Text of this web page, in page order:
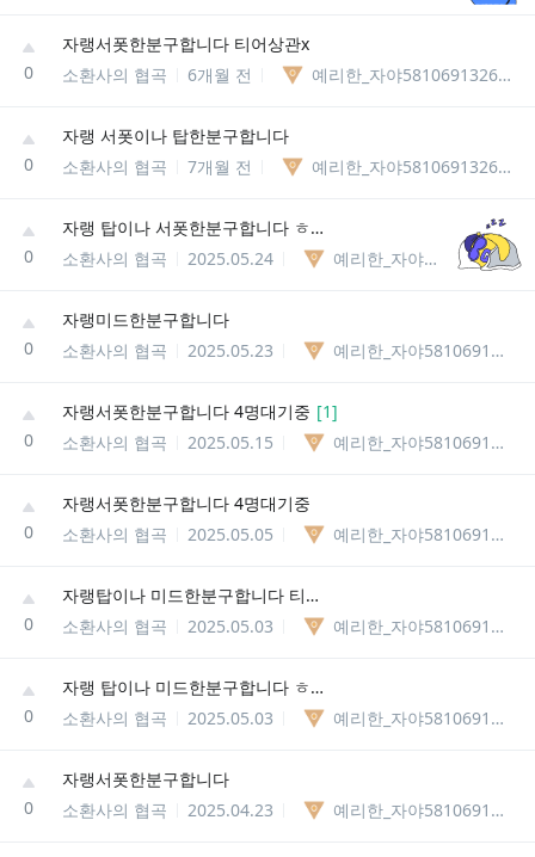
0
자랭서폿한분구합니다 티어상관x
소환사의 협곡
6개월 전 예리한_자야58106913269545
0
자랭 서폿이나 탑한분구합니다
소환사의 협곡
7개월 전 예리한_자야58106913269545
0
자랭 탑이나 서폿한분구합니다 ㅎㅎ
소환사의 협곡
2025.05.24 예리한_자야58106913269545
0
자랭미드한분구합니다
소환사의 협곡
2025.05.23 예리한_자야58106913269545
0
자랭서폿한분구합니다 4명대기중 [1]
소환사의 협곡
2025.05.15 예리한_자야58106913269545
0
자랭서폿한분구합니다 4명대기중
소환사의 협곡
2025.05.05 예리한_자야58106913269545
0
자랭탑이나 미드한분구합니다 티어아무나 4명대기중
소환사의 협곡
2025.05.03 예리한_자야58106913269545
0
자랭 탑이나 미드한분구합니다 ㅎㅎ
소환사의 협곡
2025.05.03 예리한_자야58106913269545
0
자랭서폿한분구합니다
소환사의 협곡
2025.04.23 예리한_자야58106913269545